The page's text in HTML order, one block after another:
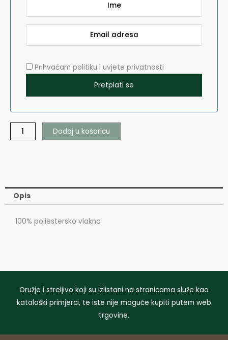
Prihvaćam politiku i uvjete privatnosti
Dodaj u košaricu
Opis
100% poliestersko vlakno
Oružje i streljivo koji su izlistani na stranicama služe kao
kataloški primjerci, te iste nije moguće kupiti putem web
trgovine.